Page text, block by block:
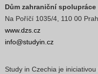
Dům zahraniční spolupráce
Na Poříčí 1035/4, 110 00
www.dzs.cz
info@studyin.cz
Study in Czechia je